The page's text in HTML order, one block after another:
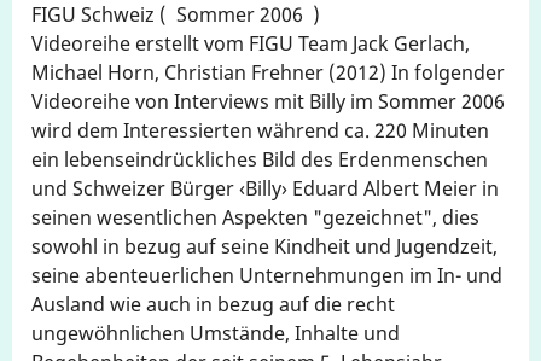
FIGU Schweiz
Sommer 2006
Videoreihe erstellt vom FIGU Team Jack Gerlach,
Michael Horn, Christian Frehner (2012) In folgender
Videoreihe von Interviews mit Billy im Sommer 2006
wird dem Interessierten während ca. 220 Minuten
ein lebenseindrückliches Bild des Erdenmenschen
und Schweizer Bürger ‹Billy› Eduard Albert Meier in
seinen wesentlichen Aspekten "gezeichnet", dies
sowohl in bezug auf seine Kindheit und Jugendzeit,
seine abenteuerlichen Unternehmungen im In- und
Ausland wie auch in bezug auf die recht
ungewöhnlichen Umstände, Inhalte und